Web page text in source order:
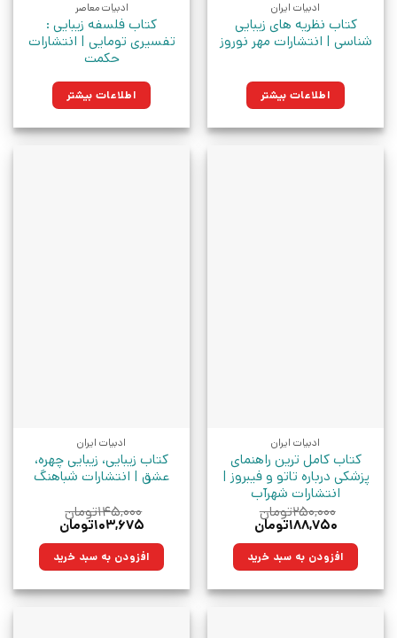
ادبیات ایران
کتاب نظریه های زیبایی
شناسی | انتشارات مهر نوروز
اطلاعات بیشتر
ادبیات معاصر
کتاب فلسفه زیبایی :
تفسیری تومایی | انتشارات
حکمت
اطلاعات بیشتر
ادبیات ایران
کتاب کامل ترین راهنمای
پزشکی درباره تاتو و فیبروز |
انتشارات شهرآب
۲۵۰,۰۰۰تومان
قیمت
۲۵۰,۰۰۰تومان
بود.
۱۸۸,۷۵۰تومان
۱۸۸,۷۵۰تومان.افزودن به سبد خرید
ادبیات ایران
کتاب زیبایی، زیبایی چهره،
عشق | انتشارات شباهنگ
۱۴۵,۰۰۰تومان
قیمت
۱۴۵,۰۰۰تومان
بود.
۱۰۳,۶۷۵تومان
۱۰۳,۶۷۵تومان.افزودن به سبد خرید